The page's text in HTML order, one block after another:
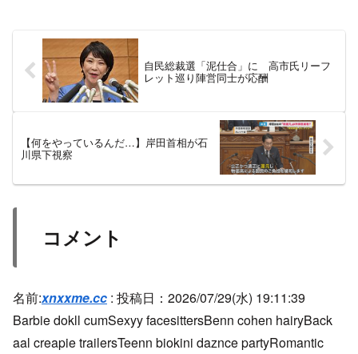
自民総裁選「泥仕合」に 高市氏リーフ
レット巡り陣営同士が応酬
【何をやっているんだ…】岸田首相が石
川県下視察
コメント
名前:xnxxme.cc : 投稿日：2026/07/29(水) 19:11:39
Barbie dokll cumSexyy facesittersBenn cohen hairyBack
aal creapie trailersTeenn biokini daznce partyRomantic